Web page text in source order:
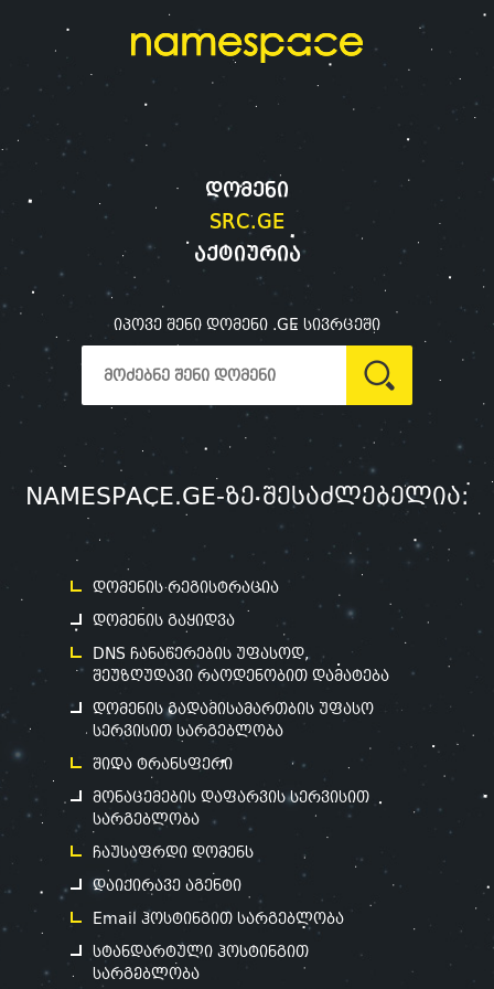
დომენი
SRC.GE
აქტიურია
იპოვე შენი დომენი .GE სივრცეში
NAMESPACE.GE-ზე შესაძლებელია:
დომენის რეგისტრაცია
დომენის გაყიდვა
DNS ჩანაწერების უფასოდ,
შეუზღუდავი რაოდენობით დამატება
დომენის გადამისამართბის უფასო
სერვისით სარგებლობა
შიდა ტრანსფერი
მონაცემების დაფარვის სერვისით
სარგებლობა
ჩაუსაფრდი დომენს
დაიქირავე აგენტი
Email ჰოსტინგით სარგებლობა
სტანდარტული ჰოსტინგით
სარგებლობა